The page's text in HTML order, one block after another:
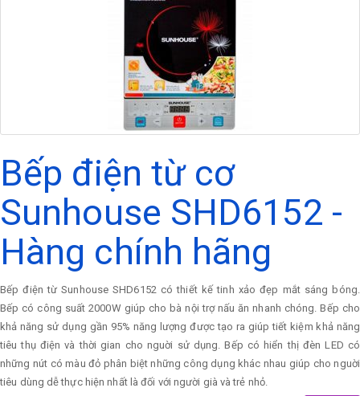
Bếp điện từ cơ
Sunhouse SHD6152 -
Hàng chính hãng
Bếp điện từ Sunhouse SHD6152 có thiết kế tinh xảo đẹp mắt sáng bóng.
Bếp có công suất 2000W giúp cho bà nội trợ nấu ăn nhanh chóng. Bếp cho
khả năng sử dụng gần 95% năng lượng được tạo ra giúp tiết kiệm khả năng
tiêu thụ điện và thời gian cho nguời sử dụng. Bếp có hiển thị đèn LED có
những nút có màu đỏ phân biệt những công dụng khác nhau giúp cho nguời
tiêu dùng dễ thực hiện nhất là đối với người già và trẻ nhỏ.